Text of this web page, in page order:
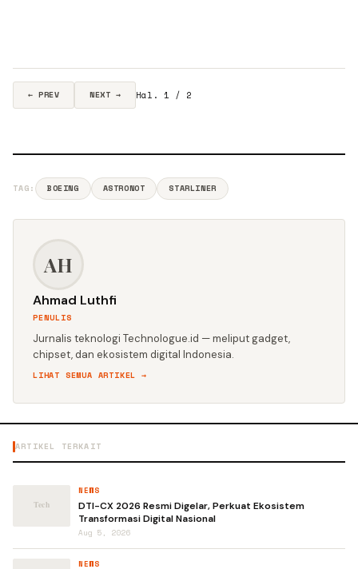
← PREV NEXT → Hal. 1 / 2
TAG: BOEING ASTRONOT STARLINER
AH
Ahmad Luthfi
PENULIS
Jurnalis teknologi Technologue.id — meliput gadget,
chipset, dan ekosistem digital Indonesia.
LIHAT SEMUA ARTIKEL →
ARTIKEL TERKAIT
NEWS
DTI-CX 2026 Resmi Digelar, Perkuat Ekosistem
Transformasi Digital Nasional
Aug 5, 2026
NEWS